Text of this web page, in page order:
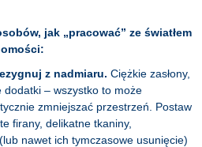
jak „pracować” ze światłem
z nadmiaru. Ciężkie zasłony,
– wszystko to może
zmniejszać przestrzeń. Postaw
firany, delikatne tkaniny,
nawet ich tymczasowe usunięcie)